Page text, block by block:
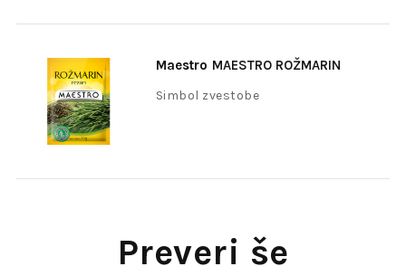
Maestro MAESTRO ROŽMARIN
18G
Simbol zvestobe
Preveri še